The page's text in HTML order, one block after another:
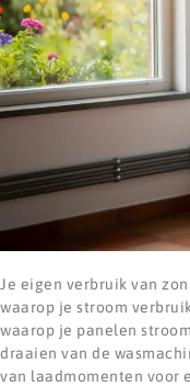
Je eigen verbruik van
waarop je stroom
waarop je panelen
draaien van de
van laadmomenten voor